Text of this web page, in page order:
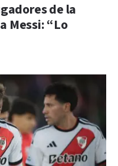
de la
Messi: “Lo